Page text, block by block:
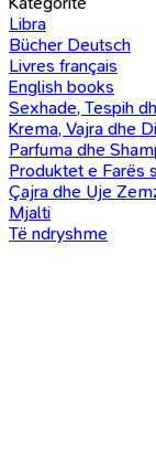
Libra
Bücher Deutsch
Livres français
English books
Sexhade, Tespih
Krema, Vajra dhe
Parfuma dhe
Produktet e Farës
Çajra dhe Uje
Mjalti
Të ndryshme